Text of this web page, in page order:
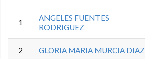
1
ANGELES FUENTES
RODRIGUEZ
2 GLORIA MARIA MURCIA DIAZ